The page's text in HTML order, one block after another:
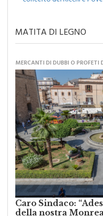
Camporeale celebra la
MATITA DI LEGNO
MERCANTI DI DUBBI O PROFETI